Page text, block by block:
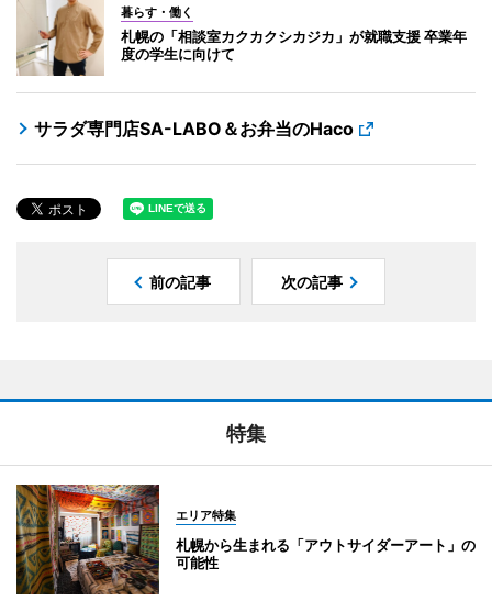
暮らす・働く
札幌の「相談室カクカクシカジカ」が就職支援 卒業年
度の学生に向けて
サラダ専門店SA-LABO＆お弁当のHaco
前の記事 次の記事
特集
エリア特集
札幌から生まれる「アウトサイダーアート」の
可能性